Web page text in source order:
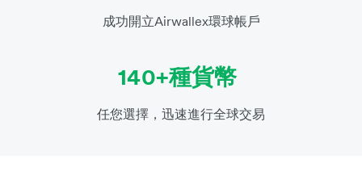
成功開立Airwallex環球帳戶
140+種貨幣
任您選擇，迅速進行全球交易